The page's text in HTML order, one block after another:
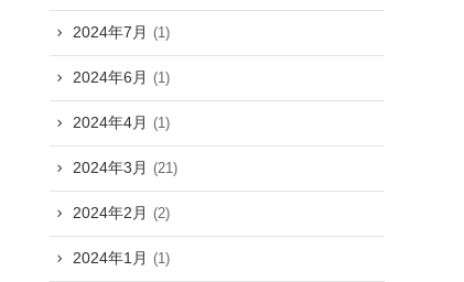
2024年7月 (1)
2024年6月 (1)
2024年4月 (1)
2024年3月 (21)
2024年2月 (2)
2024年1月 (1)